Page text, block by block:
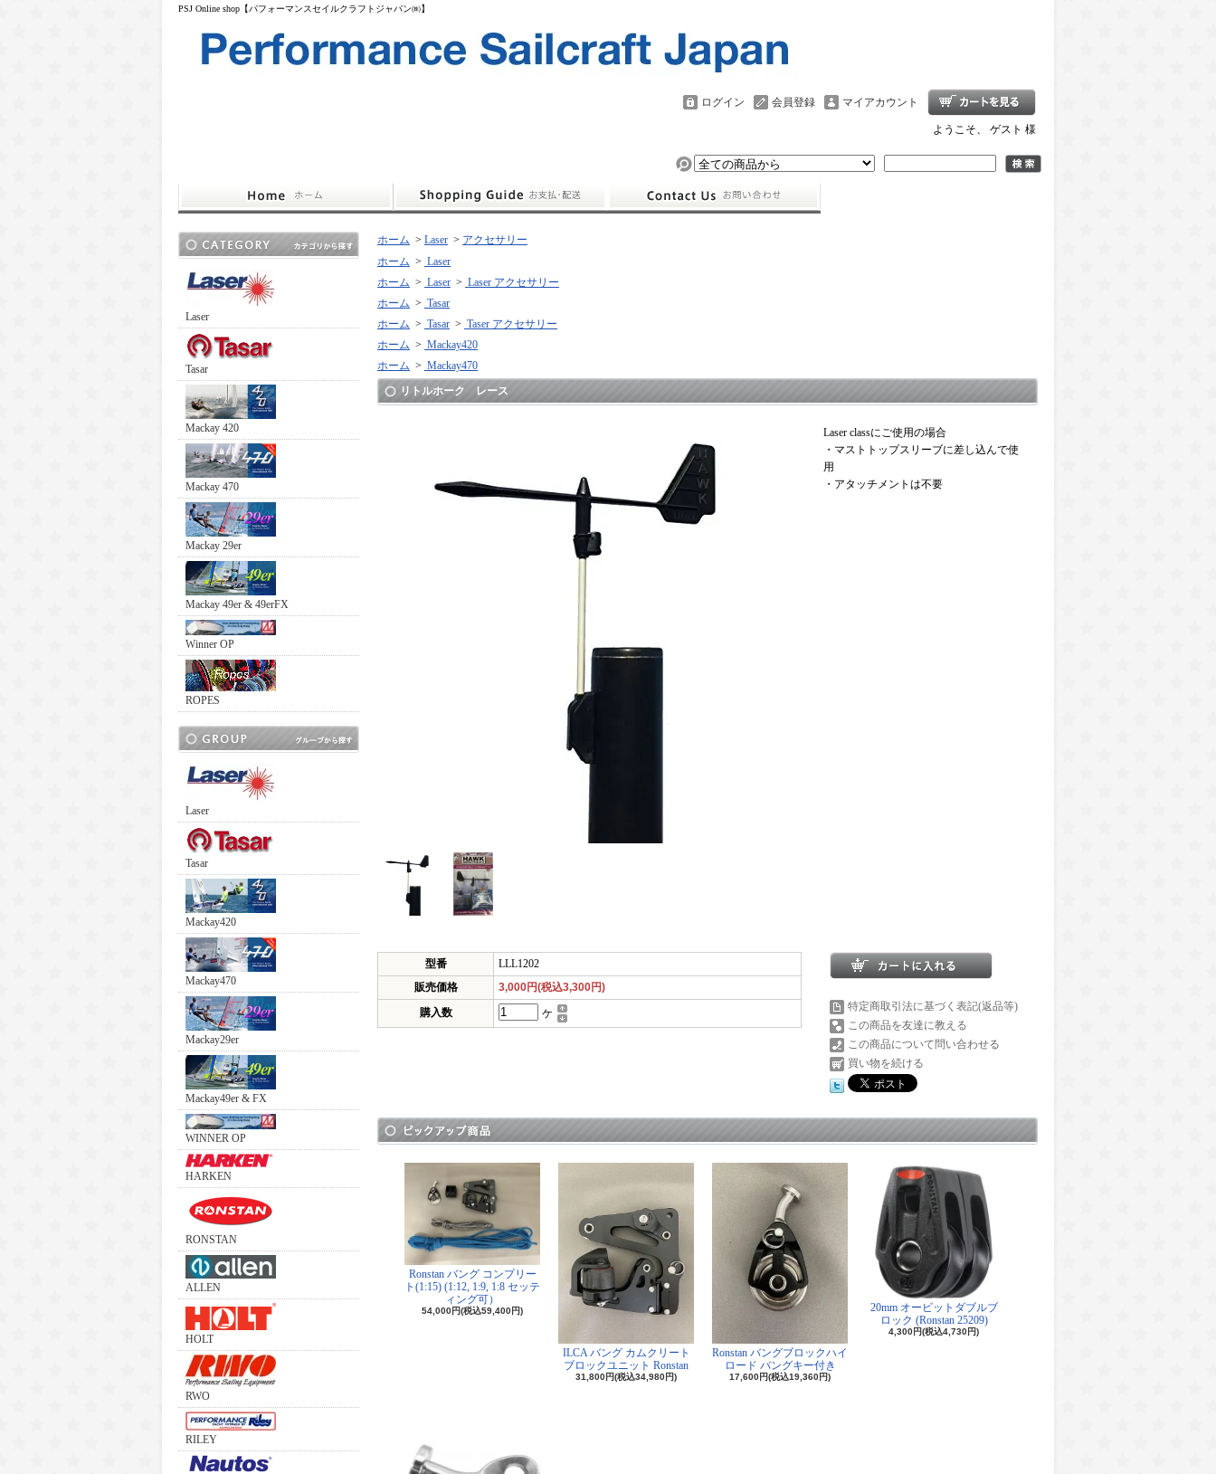
PSJ Online shop【パフォーマンスセイルクラフトジャパン㈱】
マイアカウント
会員登録
ログイン
ようこそ、 ゲスト 様
Laser
Tasar
Mackay 420
Mackay 470
Mackay 29er
Mackay 49er & 49erFX
Winner OP
ROPES
Laser
Tasar
Mackay420
Mackay470
Mackay29er
Mackay49er & FX
WINNER OP
HARKEN
RONSTAN
ALLEN
HOLT
RWO
RILEY
ホーム > Laser > アクセサリー
ホーム > Laser
ホーム > Laser > Laser アクセサリー
ホーム > Tasar
ホーム > Tasar > Taser アクセサリー
ホーム > Mackay420
ホーム > Mackay470
リトルホーク レース
Laser classにご使用の場合
・マストトップスリーブに差し込んで使
用
・アタッチメントは不要
型番
LLL1202
販売価格
3,000円(税込3,300円)
購入数
ケ
特定商取引法に基づく表記(返品等)
この商品を友達に教える
この商品について問い合わせる
買い物を続ける
Ronstan バング コンプリー
ト(1:15) (1:12, 1:9, 1:8 セッテ
ィング可）
54,000円(税込59,400円)
ILCA バング カムクリート
ブロックユニット Ronstan
31,800円(税込34,980円)
Ronstan バングブロックハイ
ロード バングキー付き
17,600円(税込19,360円)
20mm オービットダブルブ
ロック (Ronstan 25209)
4,300円(税込4,730円)